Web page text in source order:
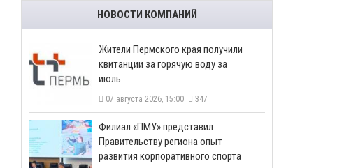
НОВОСТИ КОМПАНИЙ
​Жители Пермского края получили
квитанции за горячую воду за
июль
07 августа 2026, 15:00 347
​Филиал «ПМУ» представил
Правительству региона опыт
развития корпоративного спорта